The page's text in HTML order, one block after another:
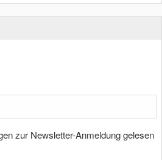
zur Newsletter-Anmeldung gelesen